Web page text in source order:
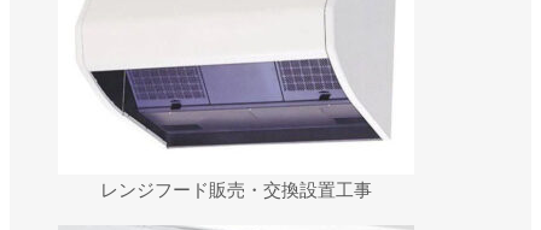
レンジフード販売・交換設置工事